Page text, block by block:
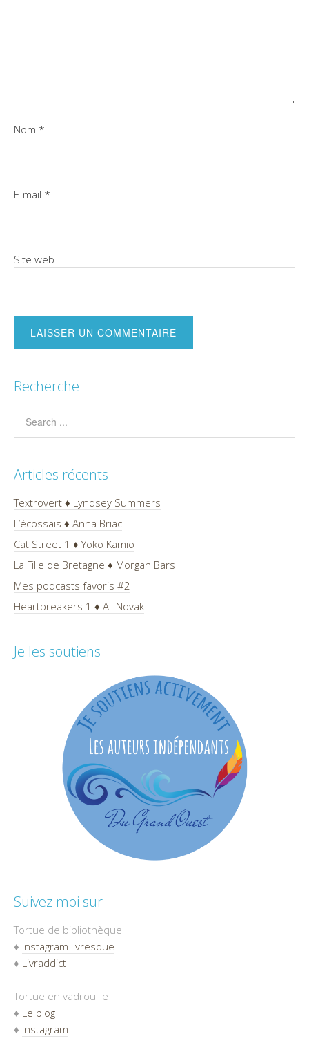
Nom *
E-mail *
Site web
Recherche
Articles récents
Textrovert ♦ Lyndsey Summers
L’écossais ♦ Anna Briac
Cat Street 1 ♦ Yoko Kamio
La Fille de Bretagne ♦ Morgan Bars
Mes podcasts favoris #2
Heartbreakers 1 ♦ Ali Novak
Je les soutiens
Suivez moi sur
Tortue de bibliothèque
♦ Instagram livresque
♦ Livraddict
Tortue en vadrouille
♦ Le blog
♦ Instagram